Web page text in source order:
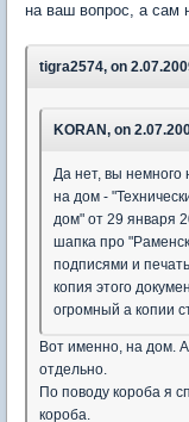
на ваш вопрос, а сам
tigra2574, on
KORAN, on
Да нет, вы
на дом -
дом" от 29 января
шапка про
подписями и
копия этого
огромный а копии
Вот именно, на дом.
отдельно.
По поводу короба я
короба.